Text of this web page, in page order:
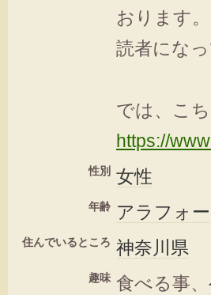
おります。
読者にな
では、こ
https://
性別 女性
年齢 アラフォー
住んでいるところ 神奈川県
趣味 食べる事、